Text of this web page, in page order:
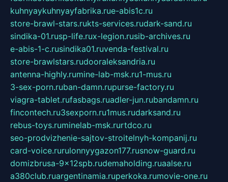
kuhnyaykuhnyayfabrika.rue-abis1c.ru
store-brawl-stars.rukts-services.rudark-sand.ru
sindika-01.rusp-life.rux-legion.rusib-archives.ru
e-abis-1-c.rusindika01.ruvenda-festival.ru
store-brawlstars.rudooraleksandria.ru
antenna-highly.rumine-lab-msk.ru1-mus.ru
3-sex-porn.ruban-damn.rupurse-factory.ru
viagra-tablet.rufasbags.ruadler-jun.rubandamn.ru
fincontech.ru3sexporn.ru1mus.rudarksand.ru
rebus-toys.ruminelab-msk.rurtdco.ru
seo-prodvizhenie-sajtov-stroitelnyh-kompanij.ru
card-voice.rurulonnyygazon177.rusnow-guard.ru
domizbrusa-9x12spb.rudemaholding.ruaalse.ru
a380club.ruargentinamia.ruperkoka.rumovie-one.ru